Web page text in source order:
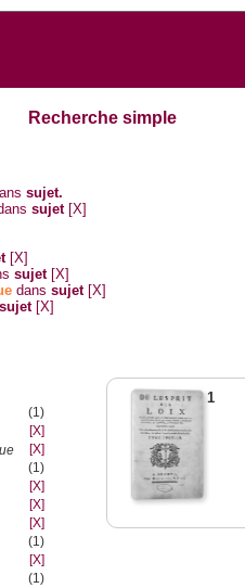
Recherche simple
sujet.
sujet [X]
[X]
sujet [X]
danssujet [X]
sujet [X]
(1)
[X]
[X]
(1)
[X]
[X]
[X]
(1)
[X]
(1)
1